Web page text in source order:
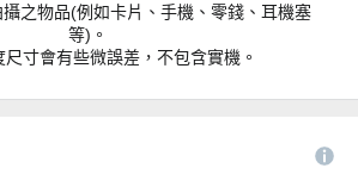
之物品(例如卡片、手機、零錢、耳機塞
等)。
寸會有些微誤差，不包含實機。